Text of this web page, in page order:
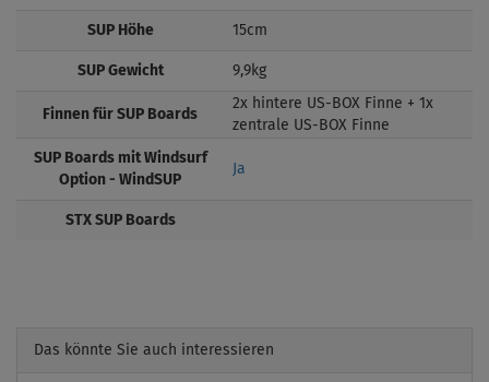
SUP Höhe 15cm
SUP Gewicht 9,9kg
Finnen für SUP Boards
2x hintere US-BOX Finne + 1x
zentrale US-BOX Finne
SUP Boards mit Windsurf
Option - WindSUP
Ja
STX SUP Boards
Das könnte Sie auch interessieren